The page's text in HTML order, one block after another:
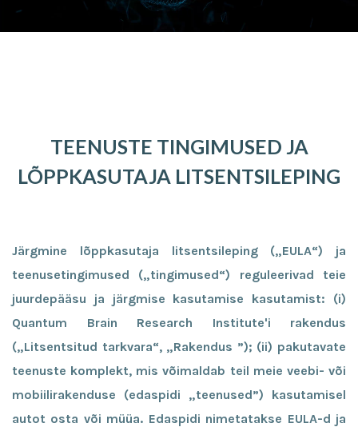
TEENUSTE TINGIMUSED JA
LÕPPKASUTAJA LITSENTSILEPING
Järgmine lõppkasutaja litsentsileping („EULA“) ja
teenusetingimused („tingimused“) reguleerivad teie
juurdepääsu ja järgmise kasutamise kasutamist: (i)
Quantum Brain Research Institute'i rakendus
(„Litsentsitud tarkvara“, „Rakendus ”); (ii) pakutavate
teenuste komplekt, mis võimaldab teil meie veebi- või
mobiilirakenduse (edaspidi „teenused”) kasutamisel
autot osta või müüa. Edaspidi nimetatakse EULA-d ja